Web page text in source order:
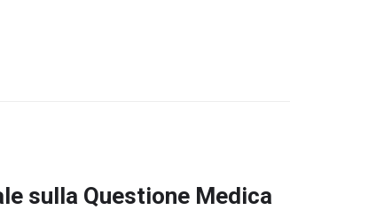
sulla Questione Medica